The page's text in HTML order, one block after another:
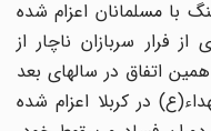
با مسلمانان اعزام شده
فرار سربازان ناچار از
اتفاق در سالهای بعد
در کربلا اعزام شده